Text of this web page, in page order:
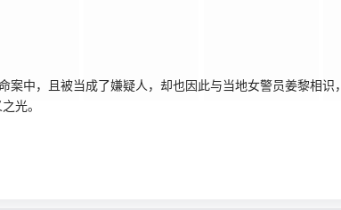
案中，且被当成了嫌疑人，却也因此与当地女警员姜黎相
光。